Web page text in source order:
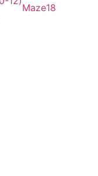
Maze18